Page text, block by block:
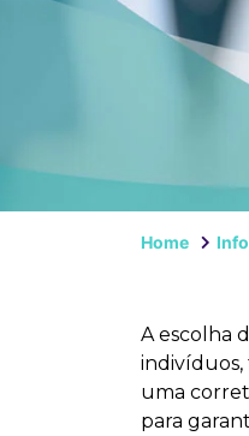
Home
A escolha
indivíduos,
uma
para